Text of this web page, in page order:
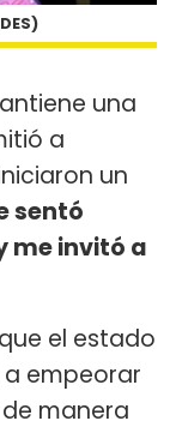
una
a
un
sentó
me invitó a
el estado
empeorar
manera